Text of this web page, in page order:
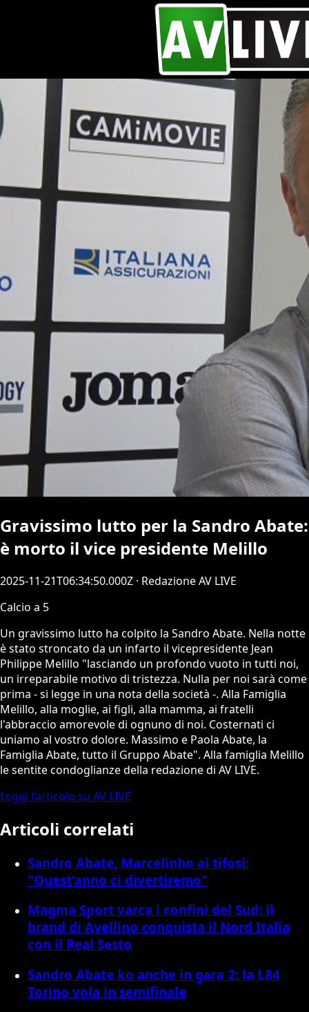
Gravissimo lutto per la Sandro Abate:
è morto il vice presidente Melillo
2025-11-21T06:34:50.000Z · Redazione AV LIVE
Calcio a 5
Un gravissimo lutto ha colpito la Sandro Abate. Nella notte
è stato stroncato da un infarto il vicepresidente Jean
Philippe Melillo "lasciando un profondo vuoto in tutti noi,
un irreparabile motivo di tristezza. Nulla per noi sarà come
prima - si legge in una nota della società -. Alla Famiglia
Melillo, alla moglie, ai figli, alla mamma, ai fratelli
l'abbraccio amorevole di ognuno di noi. Costernati ci
uniamo al vostro dolore. Massimo e Paola Abate, la
Famiglia Abate, tutto il Gruppo Abate". Alla famiglia Melillo
le sentite condoglianze della redazione di AV LIVE.
Leggi l’articolo su AV LIVE
Articoli correlati
Sandro Abate, Marcelinho ai tifosi:
"Quest'anno ci divertiremo"
Magma Sport varca i confini del Sud: il
brand di Avellino conquista il Nord Italia
con il Real Sesto
Sandro Abate ko anche in gara 2: la L84
Torino vola in semifinale